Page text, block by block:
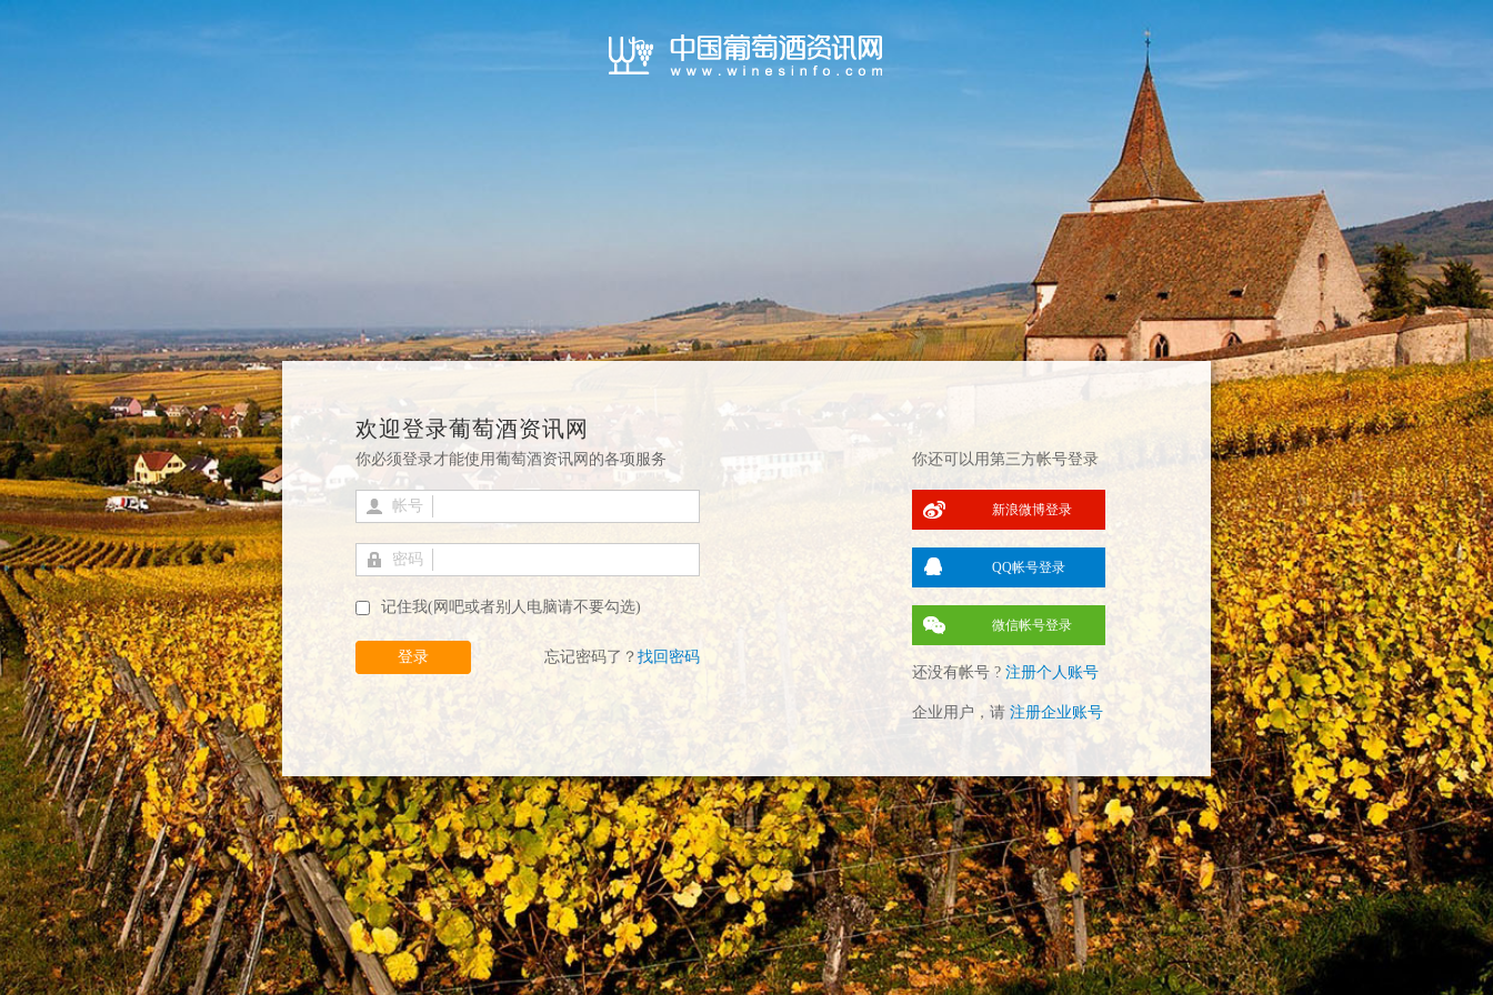
欢迎登录葡萄酒资讯网
你必须登录才能使用葡萄酒资讯网的各项服务
帐号
密码
记住我(网吧或者别人电脑请不要勾选)
登录 忘记密码了？ 找回密码
你还可以用第三方帐号登录
新浪微博登录
QQ帐号登录
微信帐号登录
还没有帐号 ? 注册个人账号
企业用户，请 注册企业账号